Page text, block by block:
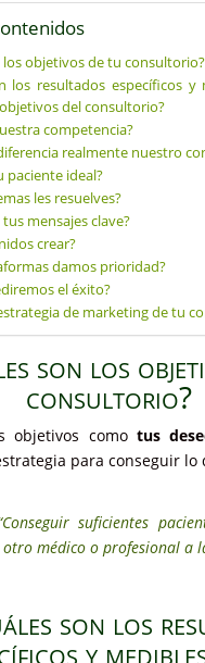
los objetivos de tu consultorio?
los resultados específicos y
del consultorio?
competencia?
realmente nuestro
paciente ideal?
les resuelves?
tus mensajes clave?
crear?
damos prioridad?
el éxito?
de marketing de tu
son los
consultorio?
objetivos como tus
para conseguir lo
suficientes
médico o profesional a
son los
y